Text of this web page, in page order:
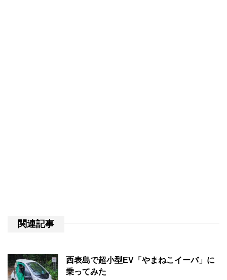
関連記事
西表島で超小型EV「やまねこイーバ」に
乗ってみた